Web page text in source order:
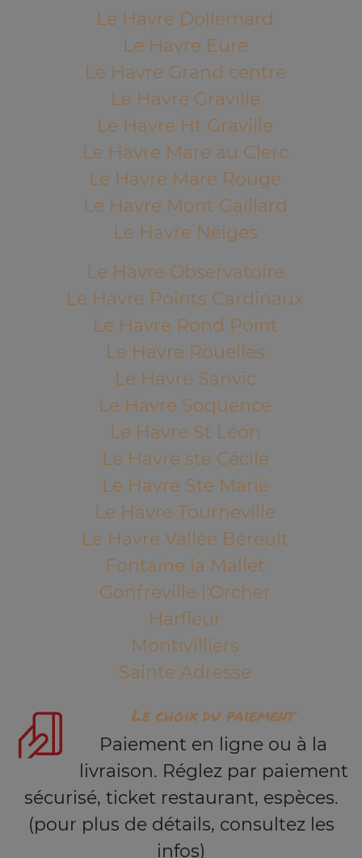
Le Havre Dollemard
Le Havre Eure
Le Havre Grand centre
Le Havre Graville
Le Havre Ht Graville
Le Havre Mare au Clerc
Le Havre Mare Rouge
Le Havre Mont Gaillard
Le Havre Neiges
Le Havre Observatoire
Le Havre Points Cardinaux
Le Havre Rond Point
Le Havre Rouelles
Le Havre Sanvic
Le Havre Soquence
Le Havre St Léon
Le Havre ste Cécile
Le Havre Ste Marie
Le Havre Tourneville
Le Havre Vallée Béreult
Fontaine la Mallet
Gonfreville l'Orcher
Harfleur
Montivilliers
Sainte Adresse
Le choix du paiement
Paiement en ligne ou à la
livraison. Réglez par paiement
sécurisé, ticket restaurant, espèces.
(pour plus de détails, consultez les
infos)